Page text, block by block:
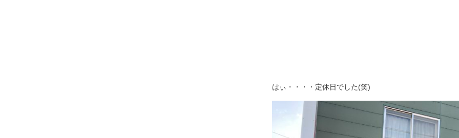
はぃ・・・・定休日でした(笑)